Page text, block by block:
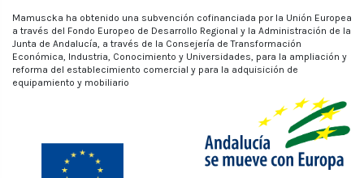
Mamuscka ha obtenido una subvención cofinanciada por la Unión Europea
a través del Fondo Europeo de Desarrollo Regional y la Administración de la
Junta de Andalucía, a través de la Consejería de Transformación
Económica, Industria, Conocimiento y Universidades, para la ampliación y
reforma del establecimiento comercial y para la adquisición de
equipamiento y mobiliario